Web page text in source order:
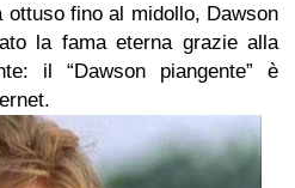
fino al midollo, Dawson
la fama eterna grazie alla
il “Dawson piangente” è